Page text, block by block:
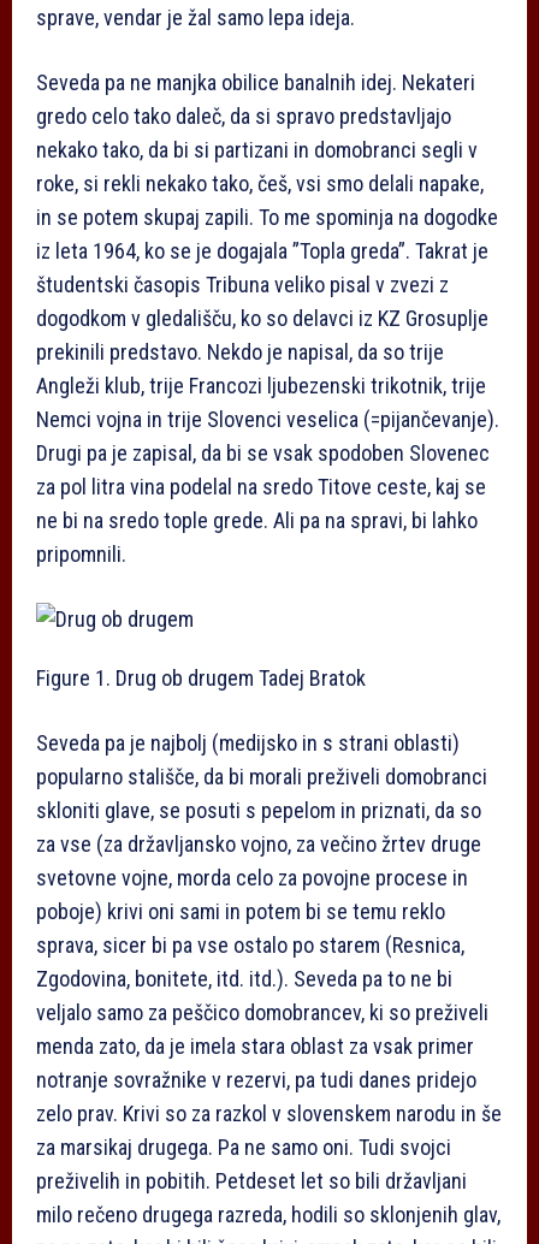
sprave, vendar je žal samo lepa ideja.
Seveda pa ne manjka obilice banalnih idej. Nekateri
gredo celo tako daleč, da si spravo predstavljajo
nekako tako, da bi si partizani in domobranci segli v
roke, si rekli nekako tako, češ, vsi smo delali napake,
in se potem skupaj zapili. To me spominja na dogodke
iz leta 1964, ko se je dogajala ”Topla greda”. Takrat je
študentski časopis Tribuna veliko pisal v zvezi z
dogodkom v gledališču, ko so delavci iz KZ Grosuplje
prekinili predstavo. Nekdo je napisal, da so trije
Angleži klub, trije Francozi ljubezenski trikotnik, trije
Nemci vojna in trije Slovenci veselica (=pijančevanje).
Drugi pa je zapisal, da bi se vsak spodoben Slovenec
za pol litra vina podelal na sredo Titove ceste, kaj se
ne bi na sredo tople grede. Ali pa na spravi, bi lahko
pripomnili.
Figure 1. Drug ob drugem Tadej Bratok
Seveda pa je najbolj (medijsko in s strani oblasti)
popularno stališče, da bi morali preživeli domobranci
skloniti glave, se posuti s pepelom in priznati, da so
za vse (za državljansko vojno, za večino žrtev druge
svetovne vojne, morda celo za povojne procese in
poboje) krivi oni sami in potem bi se temu reklo
sprava, sicer bi pa vse ostalo po starem (Resnica,
Zgodovina, bonitete, itd. itd.). Seveda pa to ne bi
veljalo samo za peščico domobrancev, ki so preživeli
menda zato, da je imela stara oblast za vsak primer
notranje sovražnike v rezervi, pa tudi danes pridejo
zelo prav. Krivi so za razkol v slovenskem narodu in še
za marsikaj drugega. Pa ne samo oni. Tudi svojci
preživelih in pobitih. Petdeset let so bili državljani
milo rečeno drugega razreda, hodili so sklonjenih glav,